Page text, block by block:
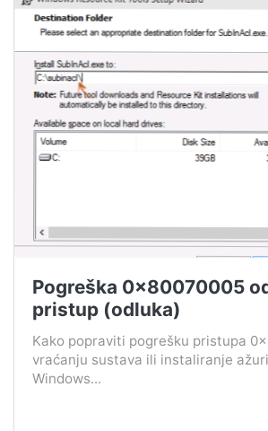
Pogreška 0x80070005
pristup (odluka)
Kako popraviti pogrešku pristupa
vraćanju sustava ili instaliranje
Windows...